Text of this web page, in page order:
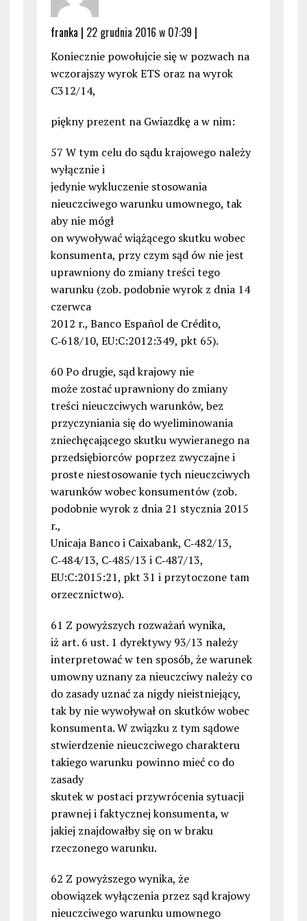
franka | 22 grudnia 2016 w 07:39 |
Koniecznie powołujcie się w pozwach na
wczorajszy wyrok ETS oraz na wyrok
C312/14,
piękny prezent na Gwiazdkę a w nim:
57 W tym celu do sądu krajowego należy
wyłącznie i
jedynie wykluczenie stosowania
nieuczciwego warunku umownego, tak
aby nie mógł
on wywoływać wiążącego skutku wobec
konsumenta, przy czym sąd ów nie jest
uprawniony do zmiany treści tego
warunku (zob. podobnie wyrok z dnia 14
czerwca
2012 r., Banco Español de Crédito,
C‑618/10, EU:C:2012:349, pkt 65).
60 Po drugie, sąd krajowy nie
może zostać uprawniony do zmiany
treści nieuczciwych warunków, bez
przyczyniania się do wyeliminowania
zniechęcającego skutku wywieranego na
przedsiębiorców poprzez zwyczajne i
proste niestosowanie tych nieuczciwych
warunków wobec konsumentów (zob.
podobnie wyrok z dnia 21 stycznia 2015
r.,
Unicaja Banco i Caixabank, C‑482/13,
C‑484/13, C‑485/13 i C‑487/13,
EU:C:2015:21, pkt 31 i przytoczone tam
orzecznictwo).
61 Z powyższych rozważań wynika,
iż art. 6 ust. 1 dyrektywy 93/13 należy
interpretować w ten sposób, że warunek
umowny uznany za nieuczciwy należy co
do zasady uznać za nigdy nieistniejący,
tak by nie wywoływał on skutków wobec
konsumenta. W związku z tym sądowe
stwierdzenie nieuczciwego charakteru
takiego warunku powinno mieć co do
zasady
skutek w postaci przywrócenia sytuacji
prawnej i faktycznej konsumenta, w
jakiej znajdowałby się on w braku
rzeczonego warunku.
62 Z powyższego wynika, że
obowiązek wyłączenia przez sąd krajowy
nieuczciwego warunku umownego